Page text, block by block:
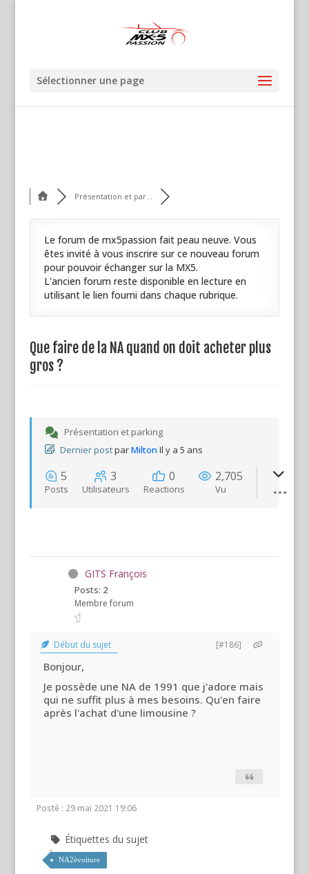
Sélectionner une page
Présentation et par...
Le forum de mx5passion fait peau neuve. Vous
êtes invité à vous inscrire sur ce nouveau forum
pour pouvoir échanger sur la MX5.
L'ancien forum reste disponible en lecture en
utilisant le lien fourni dans chaque rubrique.
Que faire de la NA quand on doit acheter plus
gros ?
Présentation et parking
Dernier postparMilton Il y a 5 ans
5
Posts
3
Utilisateurs
0
Reactions
2,705
Vu
GITS François
Posts: 2
Membre forum
Début du sujet [#186]
Bonjour,
Je possède une NA de 1991 que j'adore mais
qui ne suffit plus à mes besoins. Qu'en faire
après l'achat d'une limousine ?
Posté : 29 mai 2021 19:06
Étiquettes du sujet
NA2èvoiture